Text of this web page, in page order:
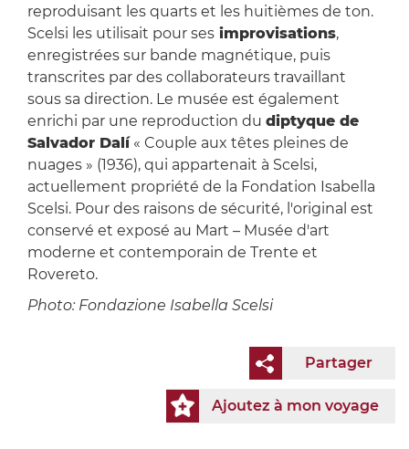
reproduisant les quarts et les huitièmes de ton.
Scelsi les utilisait pour sesimprovisations,
enregistrées sur bande magnétique, puis
transcrites par des collaborateurs travaillant
sous sa direction. Le musée est également
enrichi par une reproduction du diptyque de
Salvador Dalí« Couple aux têtes pleines de
nuages » (1936), qui appartenait à Scelsi,
actuellement propriété de la Fondation Isabella
Scelsi. Pour des raisons de sécurité, l'original est
conservé et exposé au Mart – Musée d'art
moderne et contemporain de Trente et
Rovereto.
Photo: Fondazione Isabella Scelsi
Partager
Ajoutez à mon voyage